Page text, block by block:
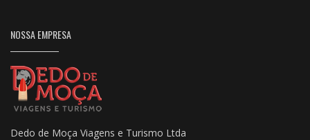
NOSSA EMPRESA
Dedo de Moça Viagens e Turismo Ltda